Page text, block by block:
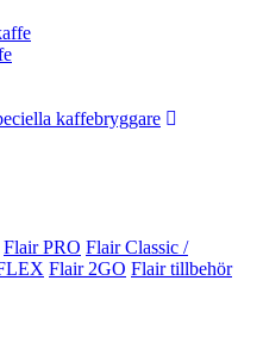
kaffebryggare
Flair PRO Flair Classic /
Flair 2GO Flair tillbehör